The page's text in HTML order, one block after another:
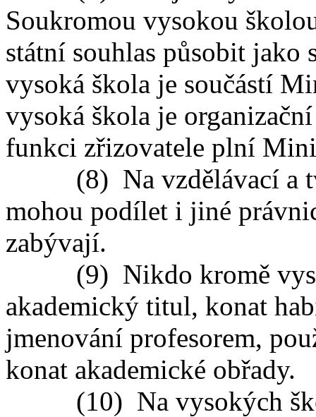
Soukromou vysokou
státní souhlas působit jako
vysoká škola je součástí
vysoká škola je
funkci zřizovatele plní
(8) Na vzdělávací a
mohou podílet i jiné
zabývají.
(9) Nikdo kromě
akademický titul, konat
jmenování profesorem,
konat akademické obřady.
(10) Na vysokých